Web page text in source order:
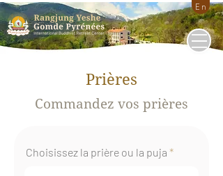
En
Prières
Commandez vos prières
Choisissez la prière ou la puja